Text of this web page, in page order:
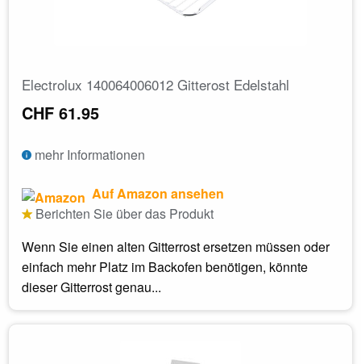
Electrolux 140064006012 Gitterost Edelstahl
CHF 61.95
mehr Informationen
Auf Amazon ansehen
Berichten Sie über das Produkt
Wenn Sie einen alten Gitterrost ersetzen müssen oder
einfach mehr Platz im Backofen benötigen, könnte
dieser Gitterrost genau...